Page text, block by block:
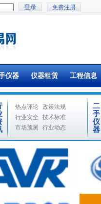
免费注册
仪器 仪器租赁 工程信息
热点评论 政策法规
行业安全
技术标准
市场预测
行业动态
二
手
仪
器